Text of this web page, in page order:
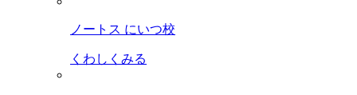
ノートス にいつ校
くわしくみる